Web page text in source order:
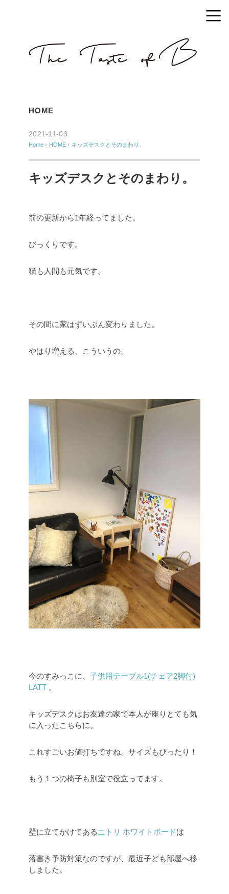
HOME
2021-11-03
Home › HOME › キッズデスクとそのまわり。
キッズデスクとそのまわり。
前の更新から1年経ってました。
びっくりです。
猫も人間も元気です。
その間に家はずいぶん変わりました。
やはり増える、こういうの。
今のすみっこに、 子供用テーブル1(チェア2脚付)
LATT 。
キッズデスクはお友達の家で本人が座りとても気
に入ったこちらに。
これすごいお値打ちですね。サイズもぴったり！
もう１つの椅子も別室で役立ってます。
壁に立てかけてあるニトリ ホワイトボードは
落書き予防対策なのですが、最近子ども部屋へ移
しました。